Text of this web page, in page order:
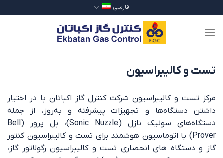
to
content
فارسی
تست و کالیبراسیون
مرکز تست و کالیبراسیون شرکت کنترل گاز اکباتان با در اختیار
داشتن دستگاه‌ها و تجهیزات پیشرفته‌ و به‌روز، از جمله
دستگاه‌های سونیک نازل (Sonic Nuzzle)، بل پرور (Bell
Prover) با اتوماسیون هوشمند برای تست و کالیبراسیون کنتور
گاز و دستگاه های انحصاری تست و کالیبراسیون رگولاتور گاز،